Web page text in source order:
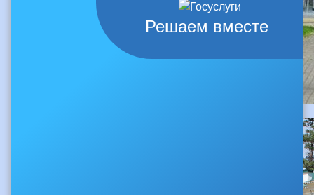
Решаем вместе